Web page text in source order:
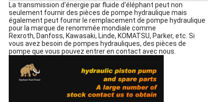
La transmission d'énergie par fluide d'éléphant peut non
seulement fournir des pièces de pompe hydraulique mais
également peut fournir le remplacement de pompe hydraulique
pour la marque de renommée mondiale comme
Rexroth, Danfoss, Kawasaki, Linde, KOMATSU, Parker, etc. Si
vous avez besoin de pompes hydrauliques, des pièces de
pompe que vous pouvez entrer en contact avec nous.